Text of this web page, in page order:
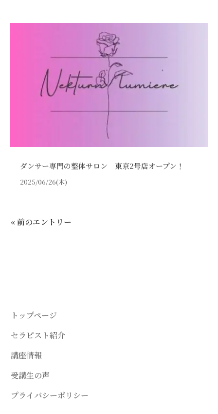
ダンサー専門の整体サロン 東京2号店オープン！
2025/06/26(木)
« 前のエントリー
トップページ
セラピスト紹介
講座情報
受講生の声
プライバシーポリシー